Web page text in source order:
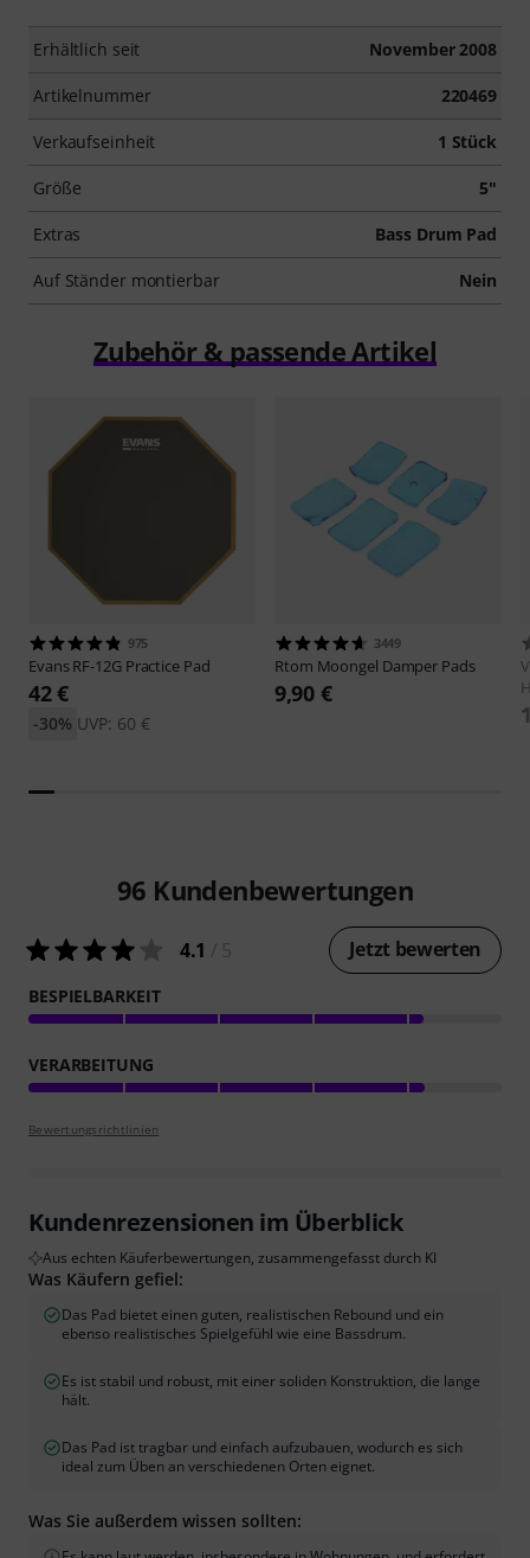
Erhältlich seit November 2008
Artikelnummer 220469
Verkaufseinheit 1 Stück
Größe 5"
Extras Bass Drum Pad
Auf Ständer montierbar Nein
Zubehör & passende Artikel
975
EvansRF-12G Practice Pad
42 €
UVP: 60 €
-30%
3449
Rtom Moongel Damper Pads
9,90 €
96 Kundenbewertungen
4.1 Jetzt bewerten
BESPIELBARKEIT
VERARBEITUNG
Bewertungsrichtlinien
Kundenrezensionen im Überblick
Aus echten Käuferbewertungen, zusammengefasst durch KI
Was Käufern gefiel:
Das Pad bietet einen guten, realistischen Rebound und ein
ebenso realistisches Spielgefühl wie eine Bassdrum.
Es ist stabil und robust, mit einer soliden Konstruktion, die lange
hält.
Das Pad ist tragbar und einfach aufzubauen, wodurch es sich
ideal zum Üben an verschiedenen Orten eignet.
Was Sie außerdem wissen sollten: